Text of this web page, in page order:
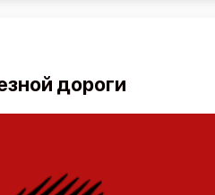
дороги